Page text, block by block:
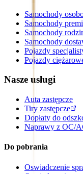
Samochody
Samochody
Samochody
Samochody
Pojazdy
Pojazdy
Nasze usługi
Auta zastępcze
Tiry zastępcze
Dopłaty do
Naprawy z OC/
Do pobrania
Oswiadczenie